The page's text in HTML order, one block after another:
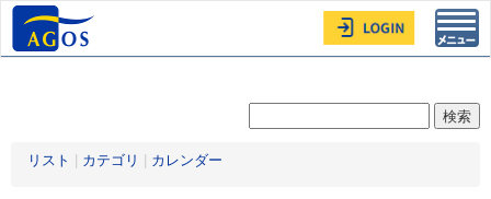
リスト カテゴリ カレンダー